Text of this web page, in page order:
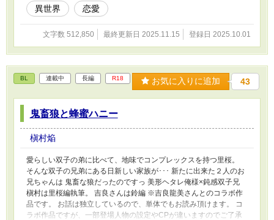
異世界
恋愛
文字数 512,850 最終更新日 2025.11.15 登録日 2025.10.01
BL 連載中 長編 R18 お気に入りに追加 43
鬼畜狼と蜂蜜ハニー
槇村焔
愛らしい双子の弟に比べて、地味でコンプレックスを持つ里桜。
そんな双子の兄弟にある日新しい家族が･･･ 新たに出来た２人のお
兄ちゃんは 鬼畜な狼だったのですっ 美形ヘタレ俺様×鈍感双子兄
槇村は里桜編執筆。 吉良さんは鈴編 ※吉良龍美さんとのコラボ作
品です。 お話は独立しているので、単体でもお読み頂けます。 コ
ラボ作品ですが、一部登場人物の設定やCPが違いますのでご了承